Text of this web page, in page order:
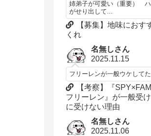
姉弟子が可愛い（重要）
がせり出して...
【募集】地味におす
くれ
名無しさん
2025.11.15
フリーレンが一般ウケして
【考察】『
フリーレン』が一般受
に受けない理由
名無しさん
2025.11.06